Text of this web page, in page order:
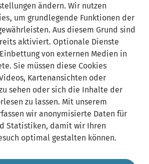
ändern. Wir nutzen
, um grundlegende Funktionen der
Aus diesem Grund sind
aktiviert. Optionale Dienste
von externen Medien in
Sie müssen diese Cookies
Kartenansichten oder
sehen oder sich die Inhalte der
zu lassen. Mit unserem
wir anonymisierte Daten für
Statistiken, damit wir Ihren
optimal gestalten können.